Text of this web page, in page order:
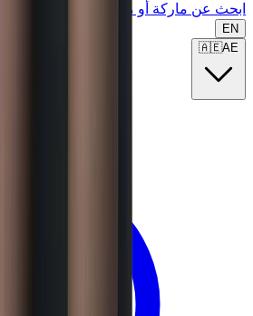
ابحث عن ماركة أو موديل...
EN
🇦🇪AE